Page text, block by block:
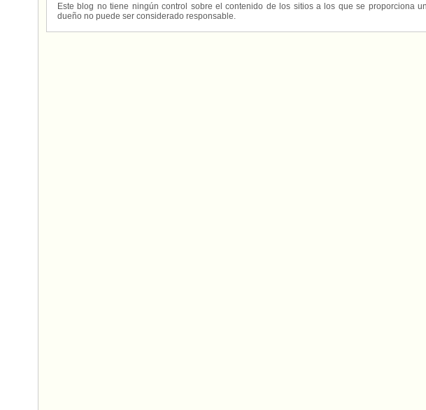
Este blog no tiene ningún control sobre el contenido de los sitios a los que se proporciona
dueño no puede ser considerado responsable.